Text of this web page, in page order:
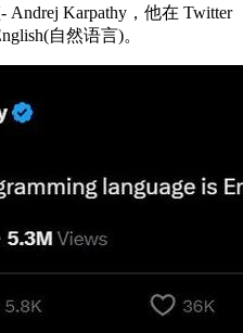
Karpathy，他在 Twitter
自然语言)。